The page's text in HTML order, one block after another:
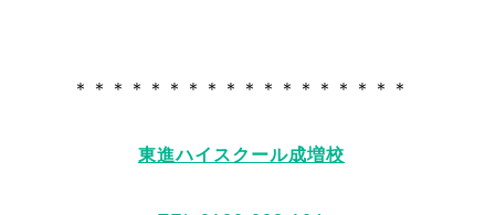
＊＊＊＊＊＊＊＊＊＊＊＊＊＊＊＊＊＊
東進ハイスクール成増校